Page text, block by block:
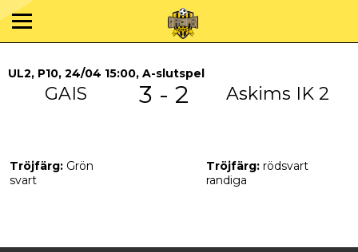
UL2, P10, 24/04 15:00, A-slutspel
GAIS 3 - 2 Askims IK 2
Tröjfärg: Grön
svart
Tröjfärg: rödsvart
randiga